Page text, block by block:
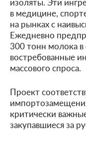
в медицине,
на рынках с
Ежедневно
300 тонн молока
востребованные
массового спроса.
Проект
критически
закупавшиеся за